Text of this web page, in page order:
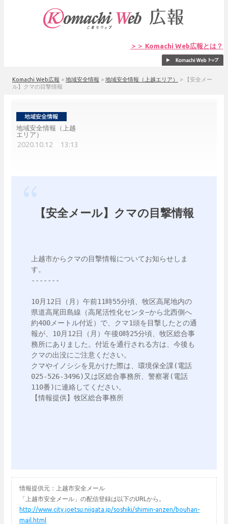
＞＞ Komachi Web広報とは？
Komachi Web広報 > 地域安全情報 > 地域安全情報（上越エリア） >
【安全メー
ル】クマの目撃情報
地域安全情報（上越
エリア）
2020.10.12 13:13
【安全メール】クマの目撃情報
上越市からクマの目撃情報についてお知らせしま
す。
-------
10月12日（月）午前11時55分頃、牧区高尾地内の
県道高尾田島線（高尾活性化センタ−から北西側へ
約400メートル付近）で、クマ1頭を目撃したとの通
報が、10月12日（月）午後0時25分頃、牧区総合事
務所にありました。付近を通行される方は、今後も
クマの出没にご注意ください。
クマやイノシシを見かけた際は、環境保全課(電話
025-526-3496)又は区総合事務所、警察署(電話
110番)に連絡してください。
【情報提供】牧区総合事務所
情報提供元：上越市安全メール
「上越市安全メール」の配信登録は以下のURLから。
http://www.city.joetsu.niigata.jp/soshiki/shimin-anzen/bouhan-
mail.html